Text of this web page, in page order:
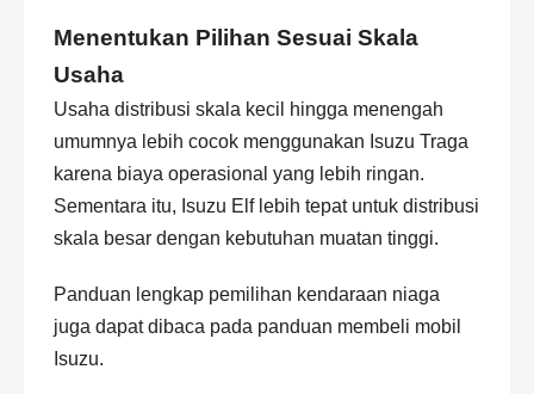
Menentukan Pilihan Sesuai Skala
Usaha
Usaha distribusi skala kecil hingga menengah
umumnya lebih cocok menggunakan Isuzu Traga
karena biaya operasional yang lebih ringan.
Sementara itu, Isuzu Elf lebih tepat untuk distribusi
skala besar dengan kebutuhan muatan tinggi.
Panduan lengkap pemilihan kendaraan niaga
juga dapat dibaca pada panduan membeli mobil
Isuzu.